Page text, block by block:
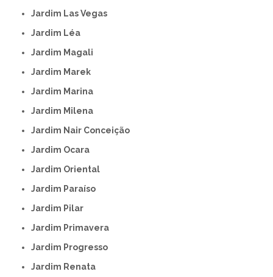
Jardim Las Vegas
Jardim Léa
Jardim Magali
Jardim Marek
Jardim Marina
Jardim Milena
Jardim Nair Conceição
Jardim Ocara
Jardim Oriental
Jardim Paraíso
Jardim Pilar
Jardim Primavera
Jardim Progresso
Jardim Renata